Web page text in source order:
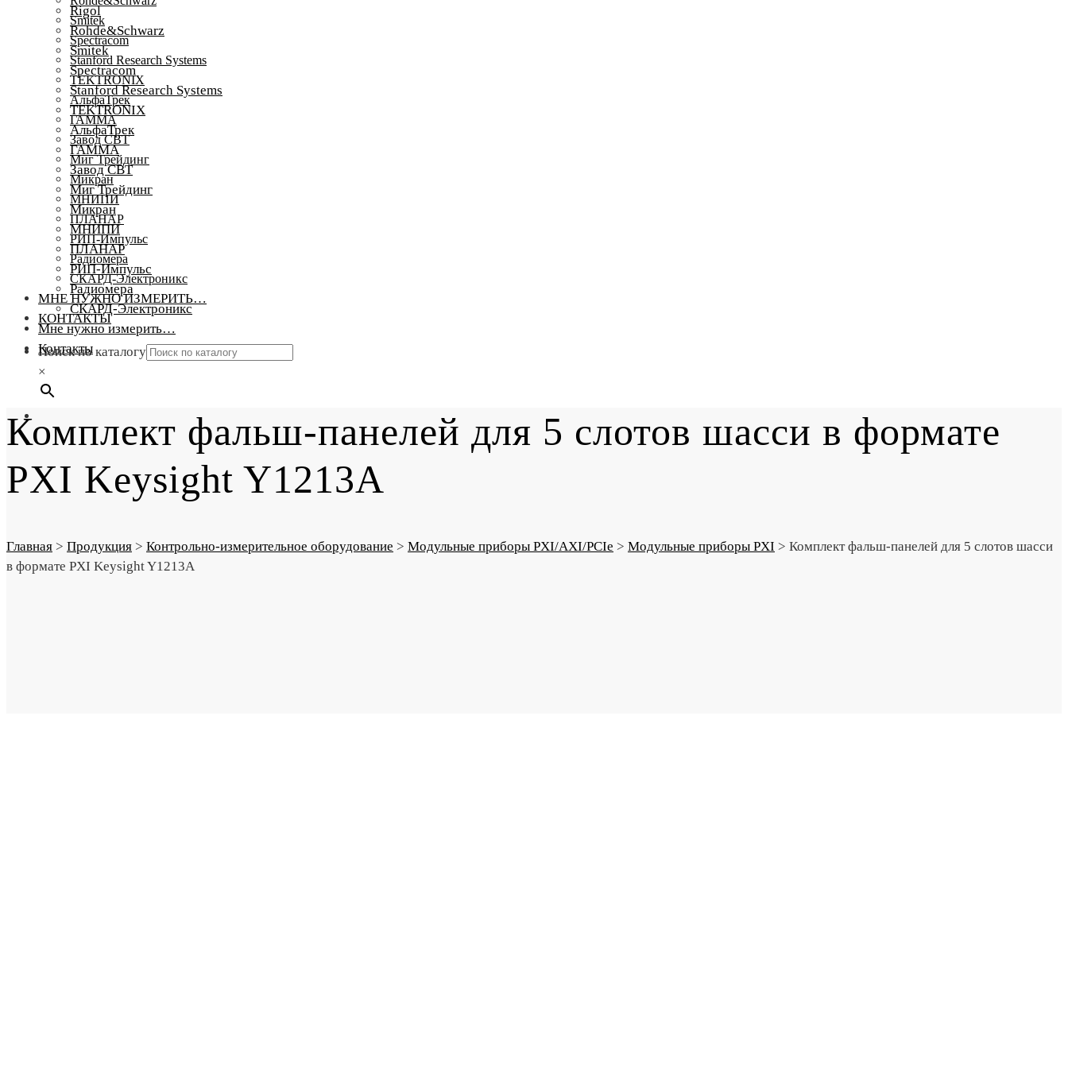
Smitek
Spectracom
Stanford Research Systems
TEKTRONIX
АльфаТрек
ГАММА
Завод СВТ
Миг Трейдинг
Микран
МНИПИ
ПЛАНАР
РИП-Импульс
Радиомера
СКАРД-Электроникс
МНЕ НУЖНО ИЗМЕРИТЬ…
КОНТАКТЫ
Поиск по каталогу
×
Rigol
Rohde&Schwarz
Smitek
Spectracom
Stanford Research Systems
TEKTRONIX
АльфаТрек
ГАММА
Завод СВТ
Миг Трейдинг
Микран
МНИПИ
ПЛАНАР
РИП-Импульс
Радиомера
СКАРД-Электроникс
Мне нужно измерить…
Контакты
Комплект фальш-панелей для 5 слотов шасси в формате
PXI Keysight Y1213A
Главная > Продукция > Контрольно-измерительное оборудование > Модульные приборы PXI/AXI/PCIe > Модульные приборы PXI > Комплект фальш-панелей для 5 слотов шасси
в формате PXI Keysight Y1213A